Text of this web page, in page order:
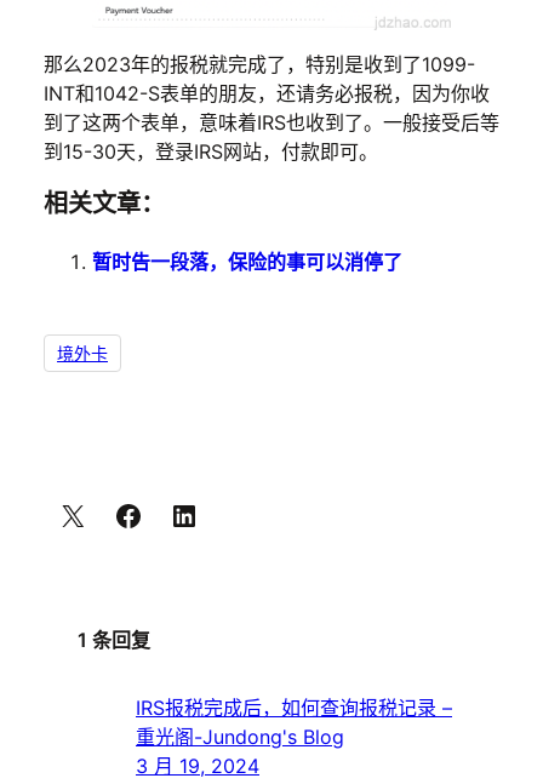
那么2023年的报税就完成了，特别是收到了1099-
INT和1042-S表单的朋友，还请务必报税，因为你收
到了这两个表单，意味着IRS也收到了。一般接受后等
到15-30天，登录IRS网站，付款即可。
相关文章：
暂时告一段落，保险的事可以消停了
境外卡
1 条回复
IRS报税完成后，如何查询报税记录 –
重光阁-Jundong's Blog
3 月 19, 2024